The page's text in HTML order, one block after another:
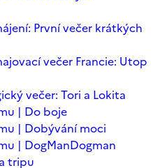
První večer krátkých
večer Francie: Utop
večer: Tori a Lokita
| Do boje
| Dobývání moci
| DogManDogman
tripu